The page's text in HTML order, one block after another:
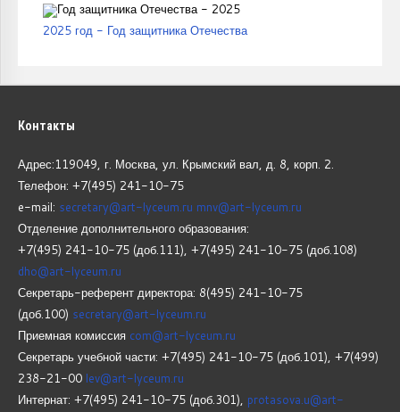
2025 год - Год защитника Отечества
Контакты
Адрес:119049, г. Москва, ул. Крымский вал, д. 8, корп. 2.
Телефон: +7(495) 241-10-75
e-mail: secretary@art-lyceum.ru mnv@art-lyceum.ru
Отделение дополнительного образования:
+7(495) 241-10-75 (доб.111), +7(495) 241-10-75 (доб.108)
dho@art-lyceum.ru
Секретарь-референт директора: 8(495) 241-10-75
(доб.100) secretary@art-lyceum.ru
Приемная комиссия com@art-lyceum.ru
Секретарь учебной части: +7(495) 241-10-75 (доб.101), +7(499)
238-21-00 lev@art-lyceum.ru
Интернат: +7(495) 241-10-75 (доб.301), protasova.u@art-